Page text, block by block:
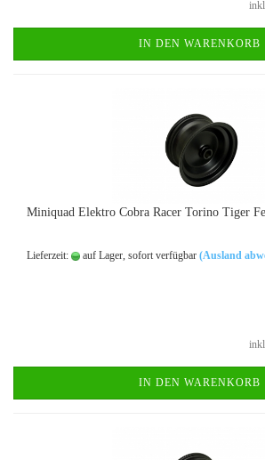
IN DEN WARENKORB
Miniquad Elektro Cobra Racer Torino Tiger
Lieferzeit: auf Lager, sofort verfügbar (Ausland
IN DEN WARENKORB